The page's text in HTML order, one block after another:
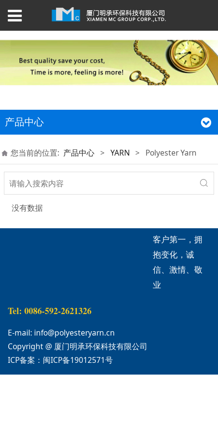
产品中心
您当前的位置: 产品中心 > YARN > Polyester Yarn
没有数据
客户第一，拥
抱变化，诚
信、激情、敬
业
Tel: 0086-592-2621326
E-mail: info@polyesteryarn.cn
Copyright @ 厦门明承环保科技有限公司
ICP备案：闽ICP备19012571号